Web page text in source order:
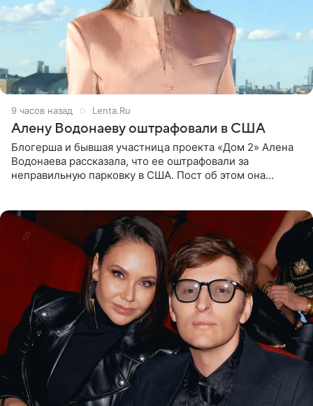
9 часов назад Lenta.Ru
Алену Водонаеву оштрафовали в США
Блогерша и бывшая участница проекта «Дом 2» Алена
Водонаева рассказала, что ее оштрафовали за
неправильную парковку в США. Пост об этом она